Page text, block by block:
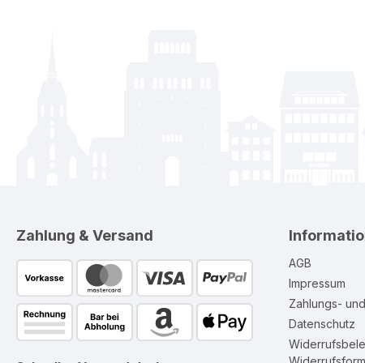
Zahlung & Versand
AGB
Impressum
Zahlungs-
Datenschutz